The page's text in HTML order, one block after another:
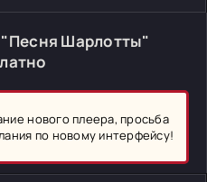
Шарлотты"
нового плеера, просьба
по новому интерфейсу!